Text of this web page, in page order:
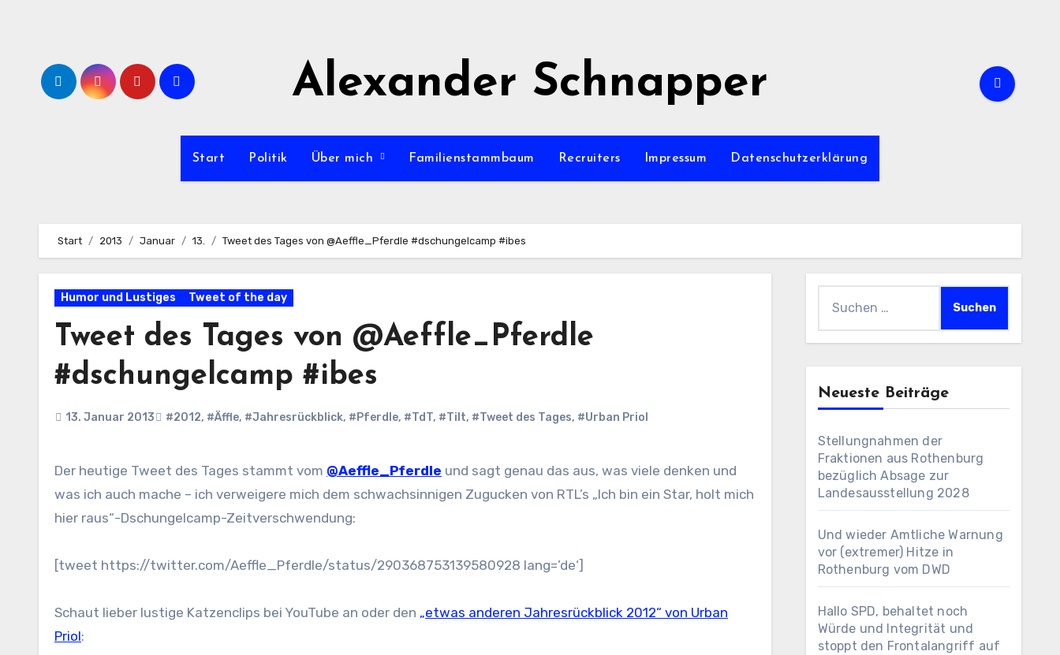
Alexander Schnapper
Start Politik Über mich Familienstammbaum Recruiters Impressum Datenschutzerklärung
Start 2013 Januar 13. Tweet des Tages von @Aeffle_Pferdle #dschungelcamp #ibes
Humor und Lustiges Tweet of the day
Tweet des Tages von @Aeffle_Pferdle
#dschungelcamp #ibes
13. Januar 2013 #2012, #Äffle, #Jahresrückblick, #Pferdle, #TdT, #Tilt, #Tweet des Tages, #Urban Priol
Der heutige Tweet des Tages stammt vom @Aeffle_Pferdle und sagt genau das aus, was viele denken und
was ich auch mache – ich verweigere mich dem schwachsinnigen Zugucken von RTL’s „Ich bin ein Star, holt mich
hier raus“-Dschungelcamp-Zeitverschwendung:
[tweet https://twitter.com/Aeffle_Pferdle/status/290368753139580928 lang=’de‘]
Schaut lieber lustige Katzenclips bei YouTube an oder den „etwas anderen Jahresrückblick 2012“ von Urban
Priol:
nach:
Neueste Beiträge
Stellungnahmen der
Fraktionen aus Rothenburg
bezüglich Absage zur
Landesausstellung 2028
Und wieder Amtliche Warnung
vor (extremer) Hitze in
Rothenburg vom DWD
Hallo SPD, behaltet noch
Würde und Integrität und
stoppt den Frontalangriff auf